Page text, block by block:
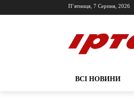
П’ятниця, 7 Серпня, 2026
ВСІ НОВИНИ